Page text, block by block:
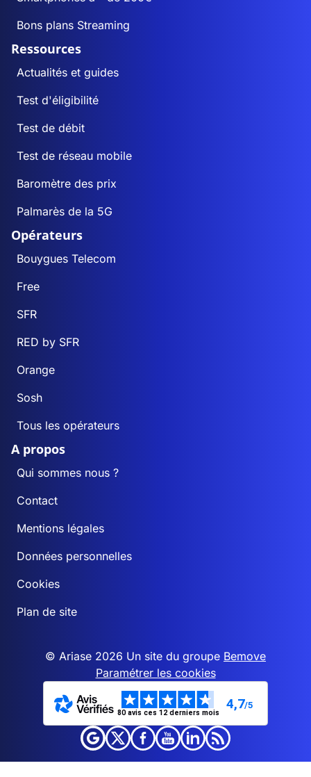
Bons plans Streaming
Ressources
Actualités et guides
Test d'éligibilité
Test de débit
Test de réseau mobile
Baromètre des prix
Palmarès de la 5G
Opérateurs
Bouygues Telecom
Free
SFR
RED by SFR
Orange
Sosh
Tous les opérateurs
A propos
Qui sommes nous ?
Contact
Mentions légales
Données personnelles
Cookies
Plan de site
© Ariase 2026 Un site du groupe Bemove
Paramétrer les cookies
80 avis ces 12 derniers mois
4,7/5